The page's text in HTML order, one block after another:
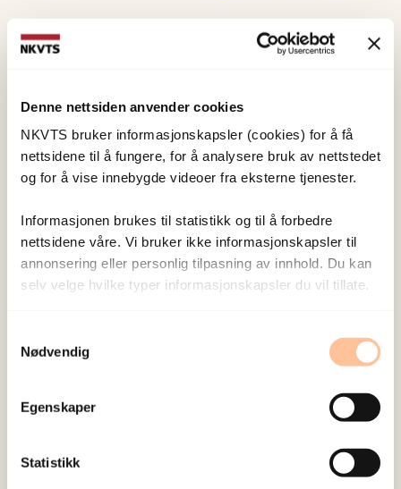
Denne nettsiden anvender cookies
NKVTS bruker informasjonskapsler (cookies) for å få
nettsidene til å fungere, for å analysere bruk av nettstedet
og for å vise innebygde videoer fra eksterne tjenester.
Informasjonen brukes til statistikk og til å forbedre
nettsidene våre. Vi bruker ikke informasjonskapsler til
annonsering eller personlig tilpasning av innhold. Du kan
selv velge hvilke typer informasjonskapsler du vil tillate.
Nødvendig
Egenskaper
Statistikk
Forskerne
Stensland, Synne Øien
Forskningsleder
Vis profil
Publisert:19. mars 2026
om vold og traumatisk stress. Formålet er å bidra